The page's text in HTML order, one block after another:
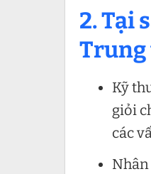
2. Tại
Trung
Kỹ
giỏi
các